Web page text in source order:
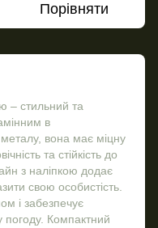
Порівняти
– стильний та
в
вона має міцну
та стійкість до
з наліпкою додає
свою особистість.
і забезпечує
погоду. Компактний